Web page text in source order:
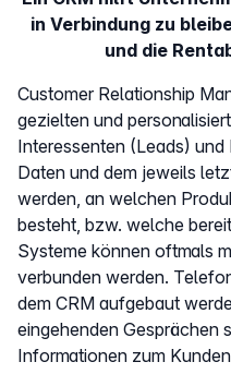
in Verbindung zu
und die
Customer Relationship
gezielten und
Interessenten (Leads)
Daten und dem jeweils
werden, an welchen
besteht, bzw. welche
Systeme können oftmals
verbunden werden.
dem CRM aufgebaut
eingehenden Gesprächen
Informationen zum